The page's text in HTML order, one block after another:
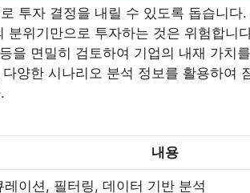
투자 결정을 내릴 수 있도록 돕습니다
분위기만으로 투자하는 것은 위험합니
을 면밀히 검토하여 기업의 내재 가치
양한 시나리오 분석 정보를 활용하여
내용
레이션, 필터링, 데이터 기반 분석